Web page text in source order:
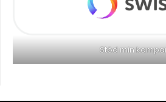
Stöd min